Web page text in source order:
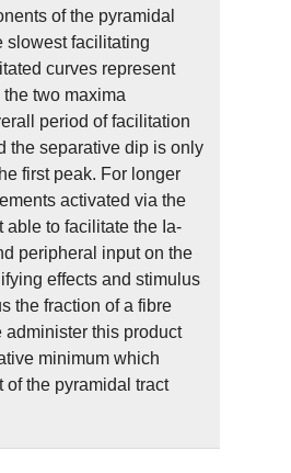
of the pyramidal
slowest facilitating
curves represent
two maxima
period of facilitation
the separative dip is only
first peak. For longer
activated via the
to facilitate the Ia-
peripheral input on the
effects and stimulus
the fraction of a fibre
this product
minimum which
of the pyramidal tract